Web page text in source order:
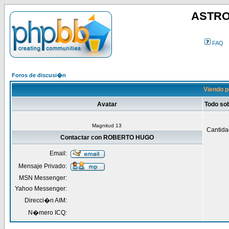
FAQ
Foros de discusi�n
Viendo
Avatar Todo
Magnitud 13
Contactar con ROBERTO HUGO
Email:
Mensaje Privado:
MSN Messenger:
Yahoo Messenger:
Direcci�n AIM:
N�mero ICQ: